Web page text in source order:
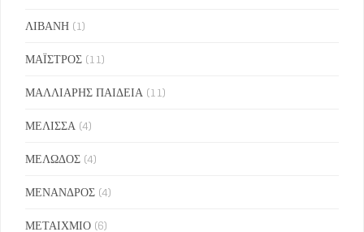
ΛΙΒΑΝΗ (1)
ΜΑΪΣΤΡΟΣ (11)
ΜΑΛΛΙΑΡΗΣ ΠΑΙΔΕΙΑ (11)
ΜΕΛΙΣΣΑ (4)
ΜΕΛΩΔΟΣ (4)
ΜΕΝΑΝΔΡΟΣ (4)
ΜΕΤΑΙΧΜΙΟ (6)